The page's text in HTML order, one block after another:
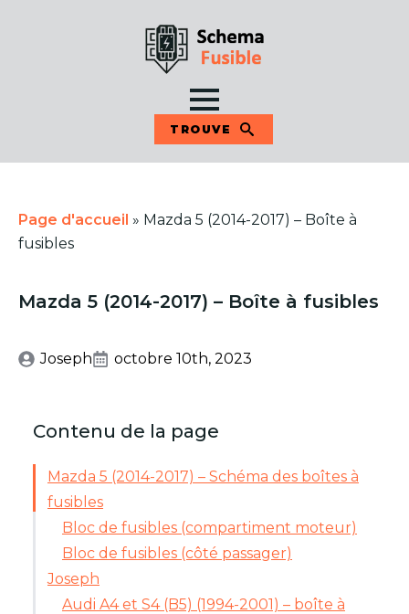
TROUVE
Page d'accueil » Mazda 5 (2014-2017) – Boîte à
fusibles
Mazda 5 (2014-2017) – Boîte à fusibles
Joseph octobre 10th, 2023
Contenu de la page
Mazda 5 (2014-2017) – Schéma des boîtes à
fusibles
Bloc de fusibles (compartiment moteur)
Bloc de fusibles (côté passager)
Joseph
Audi A4 et S4 (B5) (1994-2001) – boîte à